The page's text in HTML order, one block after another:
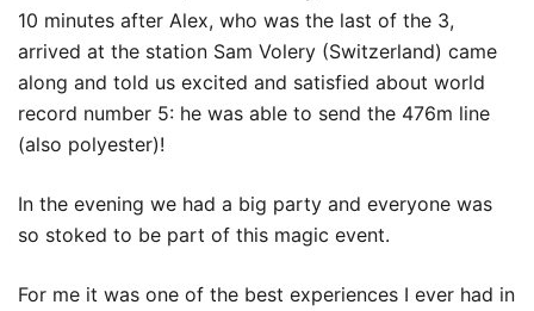
10 minutes after Alex, who was the last of the 3,
arrived at the station Sam Volery (Switzerland) came
along and told us excited and satisfied about world
record number 5: he was able to send the 476m line
(also polyester)!
In the evening we had a big party and everyone was
so stoked to be part of this magic event.
For me it was one of the best experiences I ever had in